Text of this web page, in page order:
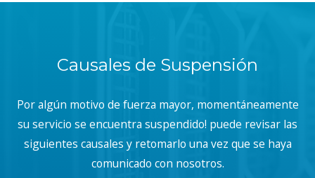
Causales de Suspensión
Por algún motivo de fuerza mayor, momentáneamente
su servicio se encuentra suspendido! puede revisar las
siguientes causales y retomarlo una vez que se haya
comunicado con nosotros.